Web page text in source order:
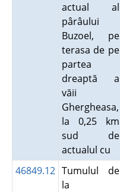
actual al
pârâului
Buzoel, pe
terasa de pe
partea
dreaptă a
văii
Ghergheasa,
la 0,25 km
sud de
actualul cu
46849.12 Tumulul de
la